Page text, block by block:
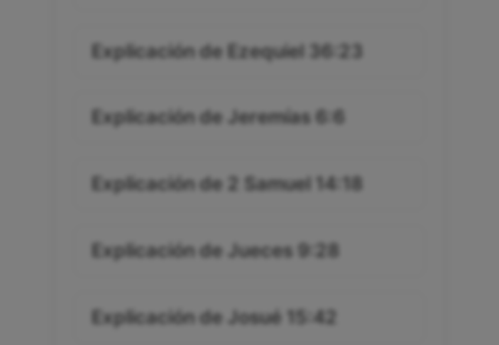
Explicación de Ezequiel 36:23
Explicación de Jeremías 6:6
Explicación de 2 Samuel 14:18
Explicación de Jueces 9:28
Explicación de Josué 15:42